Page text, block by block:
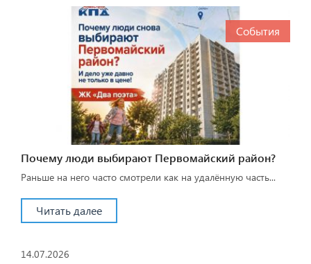
События
Почему люди выбирают Первомайский район?
Раньше на него часто смотрели как на удалённую часть...
Читать далее
14.07.2026